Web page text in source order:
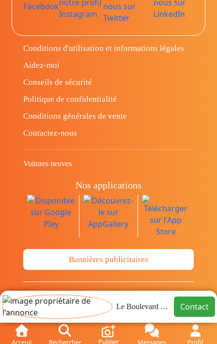
Acceuil Rechercher Publier Messages Profil
Le Boulevard immo Contact
Conditions d'utilisation et informations légales
Aidez-moi
Conseils de sécurité
Politique de confidentialité
Conditions générales de vente
Contactez-nous
Voitures neuves
Nos applications
Bannières publicitaires
© Copyright 2014-2026 Cava.tn Limited Tous
les droits sont réservés.